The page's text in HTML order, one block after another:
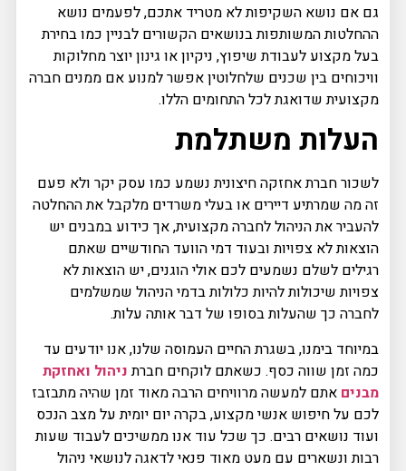
גם אם נושא השקיפות לא מטריד אתכם, לפעמים נושא
ההחלטות המשותפות בנושאים הקשורים לבניין כמו בחירת
בעל מקצוע לעבודת שיפוץ, ניקיון או גינון יוצר מחלוקות
וויכוחים בין שכנים שלחלוטין אפשר למנוע אם ממנים חברה
מקצועית שדואגת לכל התחומים הללו.
העלות משתלמת
לשכור חברת אחזקה חיצונית נשמע כמו עסק יקר ולא פעם
זה מה שמרתיע דיירים או בעלי משרדים מלקבל את ההחלטה
להעביר את הניהול לחברה מקצועית, אך כידוע במבנים יש
הוצאות לא צפויות ובעוד דמי הוועד החודשיים שאתם
רגילים לשלם נשמעים לכם אולי הוגנים, יש הוצאות לא
צפויות שיכולות להיות כלולות בדמי הניהול שמשלמים
לחברה כך שהעלות בסופו של דבר אותה עלות.
במיוחד בימנו, בשגרת החיים העמוסה שלנו, אנו יודעים עד
כמה זמן שווה כסף. כשאתם לוקחים חברתניהול ואחזקת
מבנים אתם למעשה מרוויחים הרבה מאוד זמן שהיה מתבזבז
לכם על חיפוש אנשי מקצוע, בקרה יום יומית על מצב הנכס
ועוד נושאים רבים. כך שכל עוד אנו ממשיכים לעבוד שעות
רבות ונשארים עם מעט מאוד פנאי לדאגה לנושאי ניהול